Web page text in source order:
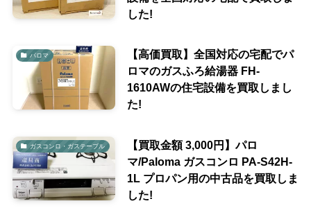
した!
パロマ
【高価買取】全国対応の宅配でパ
ロマのガスふろ給湯器 FH-
1610AWの住宅設備を買取しまし
た!
ガスコンロ・ガステーブル
【買取金額 3,000円】パロ
マ/Paloma ガスコンロ PA-S42H-
1L プロパン用の中古品を買取しま
した!